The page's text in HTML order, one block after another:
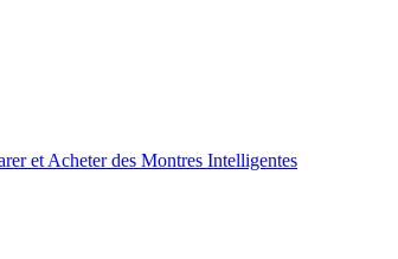
et Acheter des Montres Intelligentes